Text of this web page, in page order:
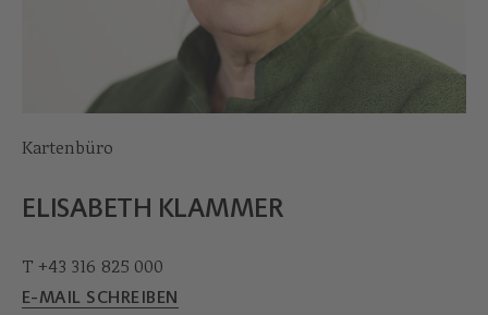
Kartenbüro
ELISABETH KLAMMER
T +43 316 825 000
E-MAIL SCHREIBEN